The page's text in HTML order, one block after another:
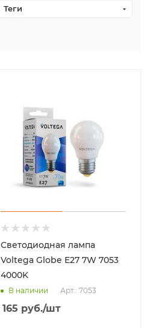
Теги
Светодиодная лампа
Voltega Globe E27 7W 7053
4000K
В наличии Арт.: 7053
165 руб./шт